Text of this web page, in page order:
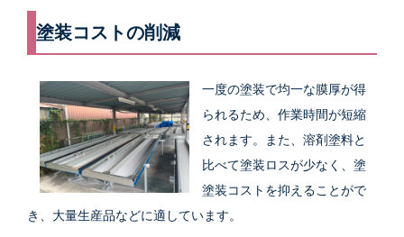
塗装コストの削減
一度の塗装で均一な膜厚が得
られるため、作業時間が短縮
されます。また、溶剤塗料と
比べて塗装ロスが少なく、塗
塗装コストを抑えることがで
き、大量生産品などに適しています。